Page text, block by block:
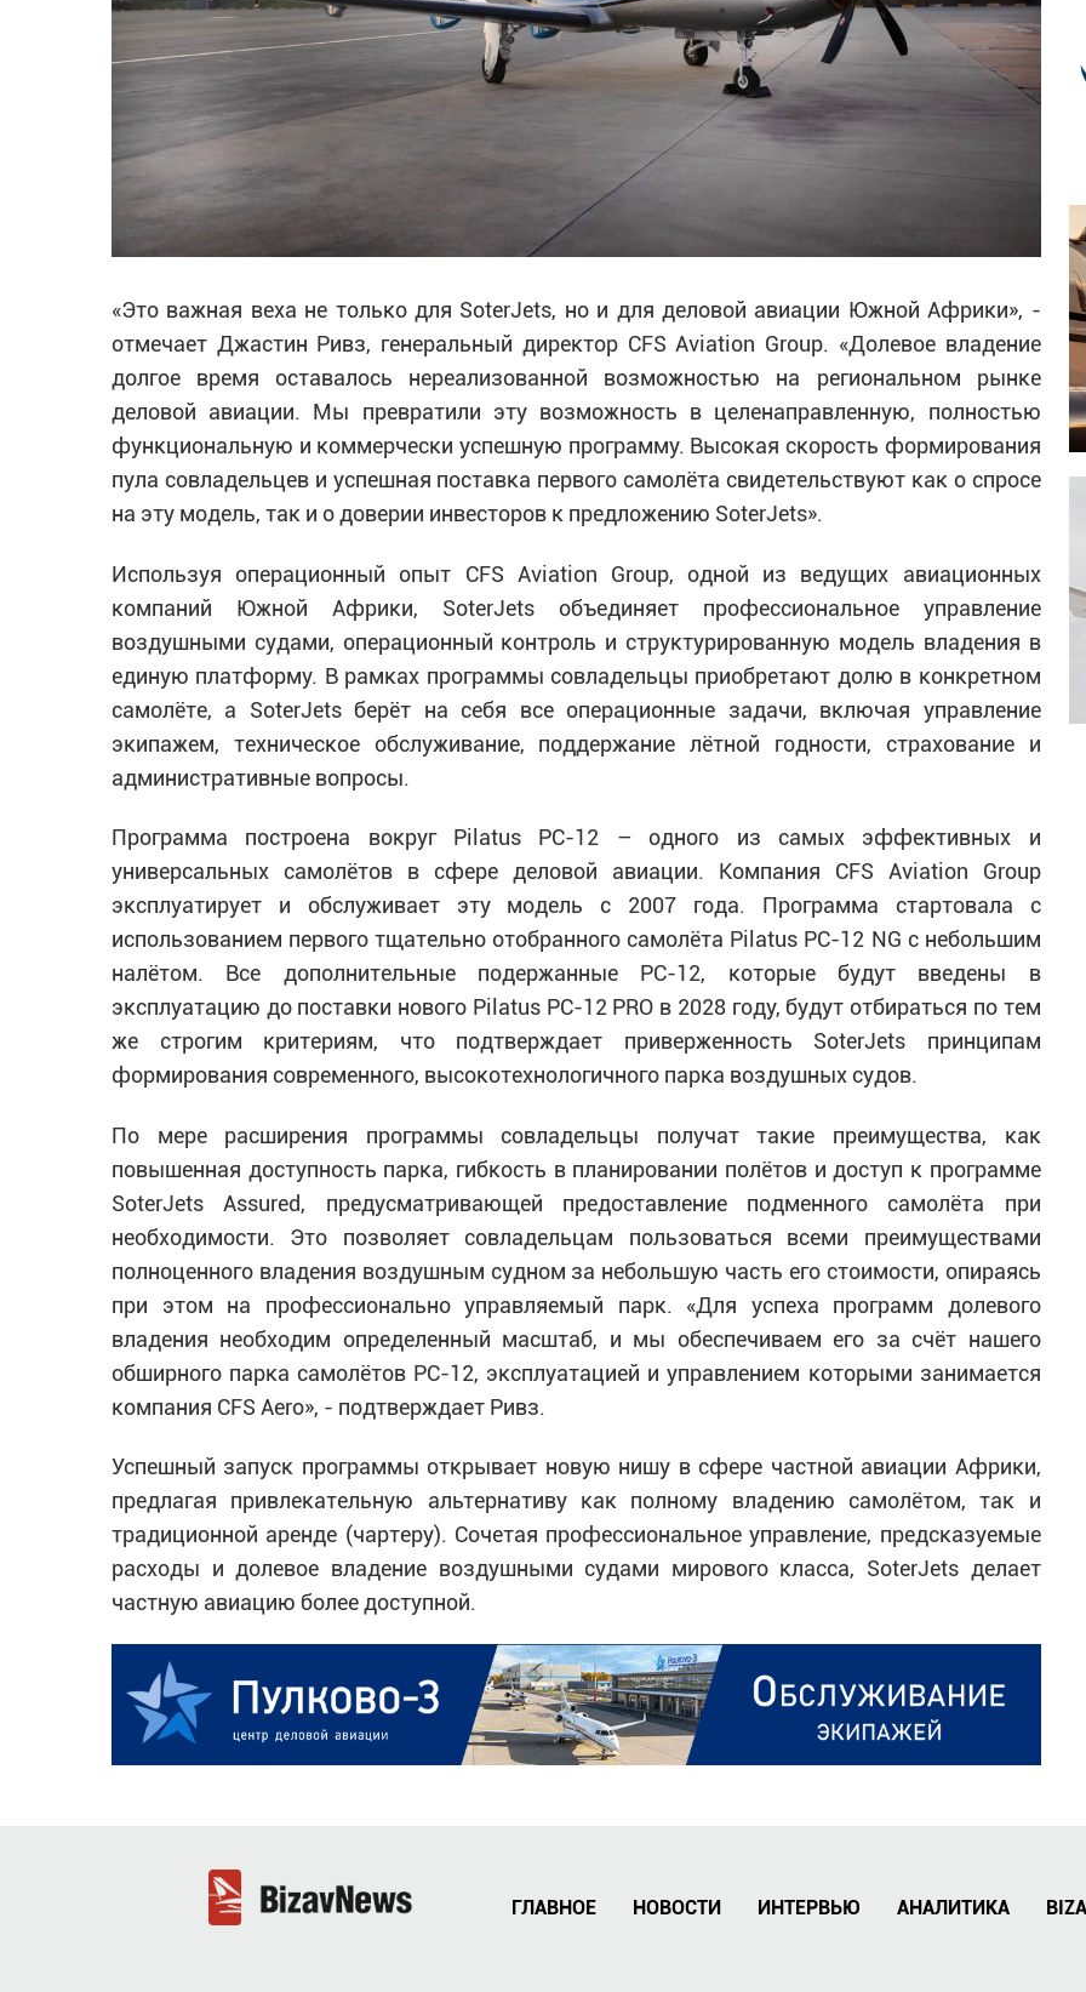
«Это важная веха не только для SoterJets, но и для деловой авиации Южной Африки», -
отмечает Джастин Ривз, генеральный директор CFS Aviation Group. «Долевое владение
долгое время оставалось нереализованной возможностью на региональном рынке
деловой авиации. Мы превратили эту возможность в целенаправленную, полностью
функциональную и коммерчески успешную программу. Высокая скорость формирования
пула совладельцев и успешная поставка первого самолёта свидетельствуют как о спросе
на эту модель, так и о доверии инвесторов к предложению SoterJets».
Используя операционный опыт CFS Aviation Group, одной из ведущих авиационных
компаний Южной Африки, SoterJets объединяет профессиональное управление
воздушными судами, операционный контроль и структурированную модель владения в
единую платформу. В рамках программы совладельцы приобретают долю в конкретном
самолёте, а SoterJets берёт на себя все операционные задачи, включая управление
экипажем, техническое обслуживание, поддержание лётной годности, страхование и
административные вопросы.
Программа построена вокруг Pilatus PC-12 – одного из самых эффективных и
универсальных самолётов в сфере деловой авиации. Компания CFS Aviation Group
эксплуатирует и обслуживает эту модель с 2007 года. Программа стартовала с
использованием первого тщательно отобранного самолёта Pilatus PC-12 NG с небольшим
налётом. Все дополнительные подержанные PC-12, которые будут введены в
эксплуатацию до поставки нового Pilatus PC-12 PRO в 2028 году, будут отбираться по тем
же строгим критериям, что подтверждает приверженность SoterJets принципам
формирования современного, высокотехнологичного парка воздушных судов.
По мере расширения программы совладельцы получат такие преимущества, как
повышенная доступность парка, гибкость в планировании полётов и доступ к программе
SoterJets Assured, предусматривающей предоставление подменного самолёта при
необходимости. Это позволяет совладельцам пользоваться всеми преимуществами
полноценного владения воздушным судном за небольшую часть его стоимости, опираясь
при этом на профессионально управляемый парк. «Для успеха программ долевого
владения необходим определенный масштаб, и мы обеспечиваем его за счёт нашего
обширного парка самолётов PC-12, эксплуатацией и управлением которыми занимается
компания CFS Aero», - подтверждает Ривз.
Успешный запуск программы открывает новую нишу в сфере частной авиации Африки,
предлагая привлекательную альтернативу как полному владению самолётом, так и
традиционной аренде (чартеру). Сочетая профессиональное управление, предсказуемые
расходы и долевое владение воздушными судами мирового класса, SoterJets делает
частную авиацию более доступной.
ГЛАВНОЕ НОВОСТИ ИНТЕРВЬЮ АНАЛИТИКА